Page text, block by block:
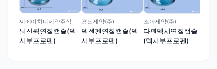
씨에이치디제약주식회사
뇌신퀵연질캡슐(덱
시부프로펜)
경남제약(주)
덱센펜연질캡슐(덱
시부프로펜)
조아제약(주)
다펜덱시연질캡슐
(덱시부프로펜)